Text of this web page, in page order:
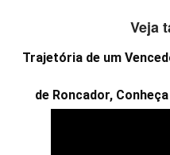
Veja
Trajetória de um
de Roncador,